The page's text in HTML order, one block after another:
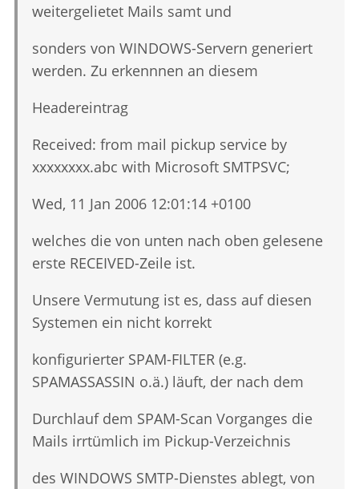
weitergelietet Mails samt und
sonders von WINDOWS-Servern generiert
werden. Zu erkennnen an diesem
Headereintrag
Received: from mail pickup service by
xxxxxxxx.abc with Microsoft SMTPSVC;
Wed, 11 Jan 2006 12:01:14 +0100
welches die von unten nach oben gelesene
erste RECEIVED-Zeile ist.
Unsere Vermutung ist es, dass auf diesen
Systemen ein nicht korrekt
konfigurierter SPAM-FILTER (e.g.
SPAMASSASSIN o.ä.) läuft, der nach dem
Durchlauf dem SPAM-Scan Vorganges die
Mails irrtümlich im Pickup-Verzeichnis
des WINDOWS SMTP-Dienstes ablegt, von